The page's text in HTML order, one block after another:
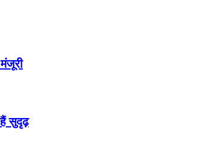
हैं सुदृढ़